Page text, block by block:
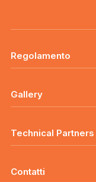
Regolamento
Gallery
Technical Partners
Contatti